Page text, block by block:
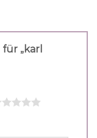
„karl